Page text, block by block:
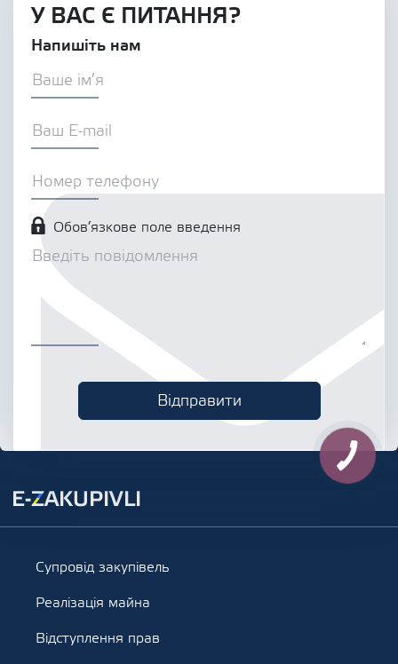
У ВАС Є ПИТАННЯ?
Напишіть нам
Обов’язкове поле введення
Супровід закупівель
Реалізація майна
Відступлення прав